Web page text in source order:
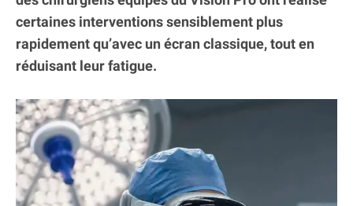
certaines interventions sensiblement plus
rapidement qu’avec un écran classique, tout en
réduisant leur fatigue.